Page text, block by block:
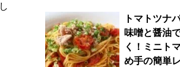
トマトツナ
味噌と醤油
く！ミニト
め手の簡単